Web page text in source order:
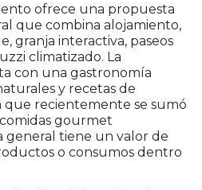
ofrece una propuesta
que combina alojamiento,
granja interactiva, paseos
climatizado. La
con una gastronomía
y recetas de
que recientemente se sumó
gourmet
general tiene un valor de
o consumos dentro